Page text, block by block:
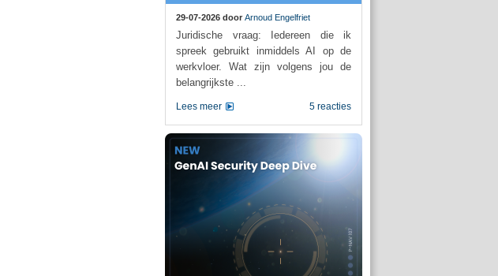
29-07-2026 door Arnoud Engelfriet
Juridische vraag: Iedereen die ik
spreek gebruikt inmiddels AI op de
werkvloer. Wat zijn volgens jou de
belangrijkste ...
5 reacties
Lees meer